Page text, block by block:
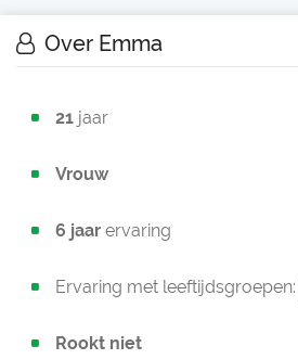
Over Emma
21 jaar
Vrouw
6 jaar ervaring
Ervaring met leeftijdsgroepen:
Rookt niet